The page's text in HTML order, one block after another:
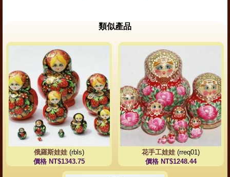
類似產品
俄羅斯娃娃 (rbls)
價格 NT$1343.75
花手工娃娃 (rreq01)
價格 NT$1248.44